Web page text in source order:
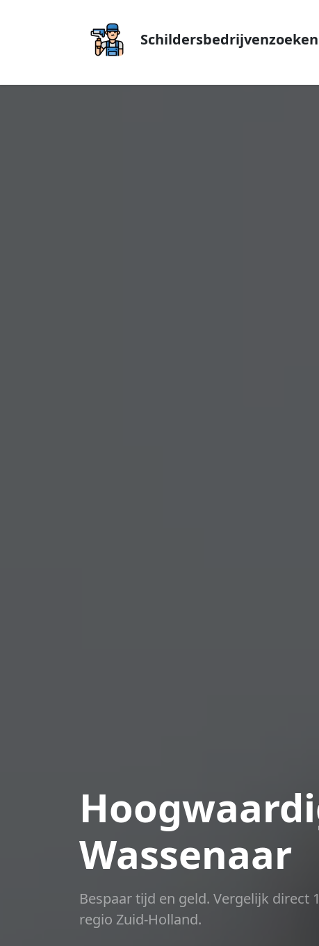
Schildersbedrijvenzoeken
Wassenaar
Bespaar tijd en geld. Vergelijk
regio Zuid-Holland.